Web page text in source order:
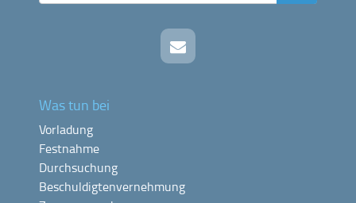
Was tun bei
Vorladung
Festnahme
Durchsuchung
Beschuldigtenvernehmung